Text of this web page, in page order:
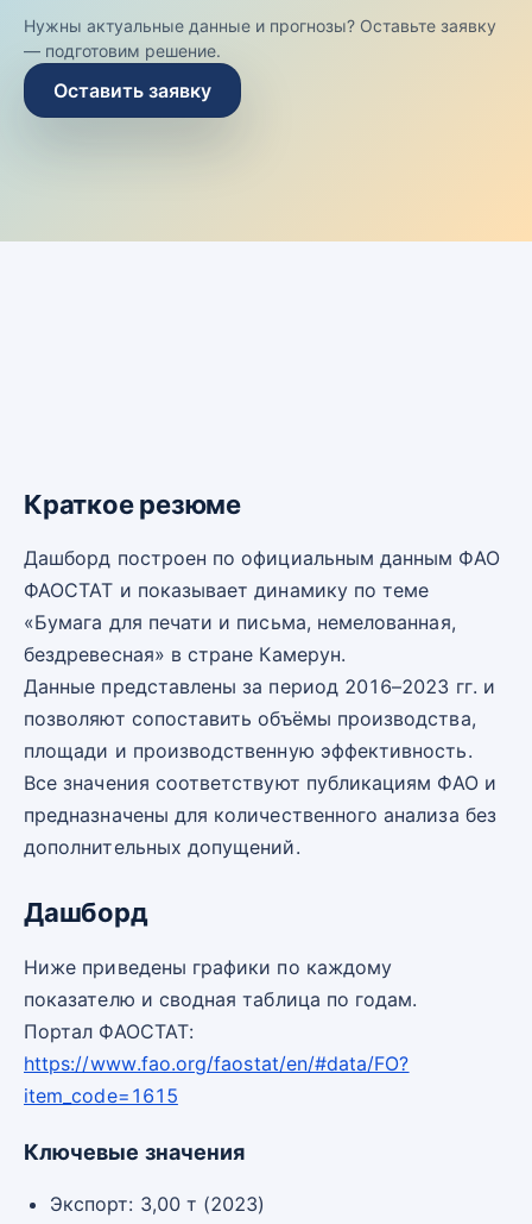
Нужны актуальные данные и прогнозы? Оставьте заявку
— подготовим решение.
Оставить заявку
Краткое резюме
Дашборд построен по официальным данным ФАО
ФАОСТАТ и показывает динамику по теме
«Бумага для печати и письма, немелованная,
бездревесная» в стране Камерун.
Данные представлены за период 2016–2023 гг. и
позволяют сопоставить объёмы производства,
площади и производственную эффективность.
Все значения соответствуют публикациям ФАО и
предназначены для количественного анализа без
дополнительных допущений.
Дашборд
Ниже приведены графики по каждому
показателю и сводная таблица по годам.
Портал ФАОСТАТ:
https://www.fao.org/faostat/en/#data/FO?
item_code=1615
Ключевые значения
Экспорт: 3,00 т (2023)